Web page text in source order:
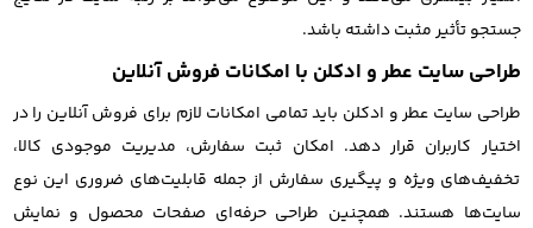
جستجو تأثیر مثبت داشته باشد.
طراحی سایت عطر و ادکلن با امکانات فروش آنلاین
طراحی سایت عطر و ادکلن باید تمامی امکانات لازم برای فروش آنلاین را در
اختیار کاربران قرار دهد. امکان ثبت سفارش، مدیریت موجودی کالا،
تخفیف‌های ویژه و پیگیری سفارش از جمله قابلیت‌های ضروری این نوع
سایت‌ها هستند. همچنین طراحی حرفه‌ای صفحات محصول و نمایش